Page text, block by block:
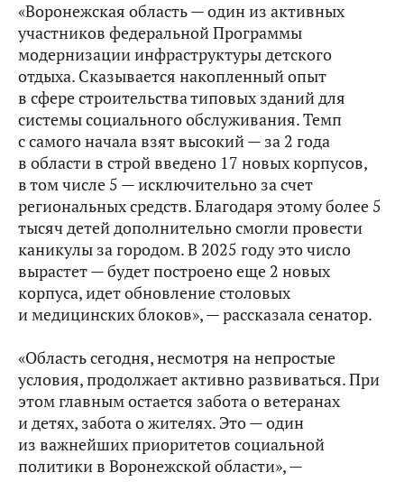
«Воронежская область — один из активных
участников федеральной Программы
модернизации инфраструктуры детского
отдыха. Сказывается накопленный опыт
в сфере строительства типовых зданий для
системы социального обслуживания. Темп
с самого начала взят высокий — за 2 года
в области в строй введено 17 новых корпусов,
в том числе 5 — исключительно за счет
региональных средств. Благодаря этому более 5
тысяч детей дополнительно смогли провести
каникулы за городом. В 2025 году это число
вырастет — будет построено еще 2 новых
корпуса, идет обновление столовых
и медицинских блоков», — рассказала сенатор.
«Область сегодня, несмотря на непростые
условия, продолжает активно развиваться. При
этом главным остается забота о ветеранах
и детях, забота о жителях. Это — один
из важнейших приоритетов социальной
политики в Воронежской области», —